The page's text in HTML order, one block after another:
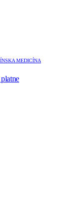
MEDICÍNA